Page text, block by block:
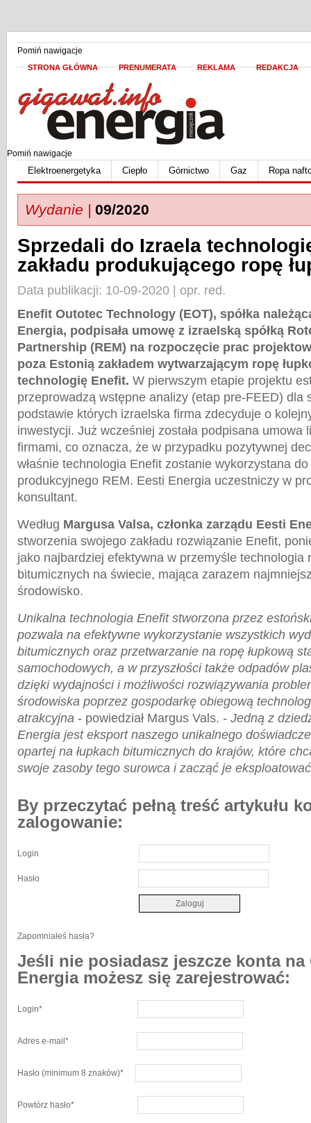
Pomiń nawigacje
STRONA GŁÓWNA PRENUMERATA REKLAMA REDAKCJA
Pomiń nawigacje
Elektroenergetyka Ciepło Górnictwo Gaz Ropa
Wydanie | 09/2020
Sprzedali do Izraela
zakładu produkującego ropę
Data publikacji: 10-09-2020 | opr. red.
Enefit Outotec Technology (EOT), spółka
Energia, podpisała umowę z izraelską spółką
Partnership (REM) na rozpoczęcie prac
poza Estonią zakładem wytwarzającym ropę
technologię Enefit. W pierwszym etapie projektu
przeprowadzą wstępne analizy (etap pre-FEED) dla
podstawie których izraelska firma zdecyduje o
inwestycji. Już wcześniej została podpisana umowa
firmami, co oznacza, że w przypadku pozytywnej
właśnie technologia Enefit zostanie wykorzystana
produkcyjnego REM. Eesti Energia uczestniczy w
konsultant.
Według Margusa Valsa, członka zarządu Eesti
stworzenia swojego zakładu rozwiązanie Enefit,
jako najbardziej efektywna w przemyśle technologia
bitumicznych na świecie, mająca zarazem
środowisko.
Unikalna technologia Enefit stworzona przez
pozwala na efektywne wykorzystanie wszystkich
bitumicznych oraz przetwarzanie na ropę łupkową
samochodowych, a w przyszłości także odpadów
dzięki wydajności i możliwości rozwiązywania
środowiska poprzez gospodarkę obiegową
atrakcyjna - powiedział Margus Vals. - Jedną z
Energia jest eksport naszego unikalnego
opartej na łupkach bitumicznych do krajów, które
swoje zasoby tego surowca i zacząć je
By przeczytać pełną treść artykułu
zalogowanie:
Login
Hasło
Zapomniałeś hasła?
Jeśli nie posiadasz jeszcze konta na
Energia możesz się zarejestrować:
Login*
Adres e-mail *
Hasło (minimum 8 znaków)*
Powtórz hasło*